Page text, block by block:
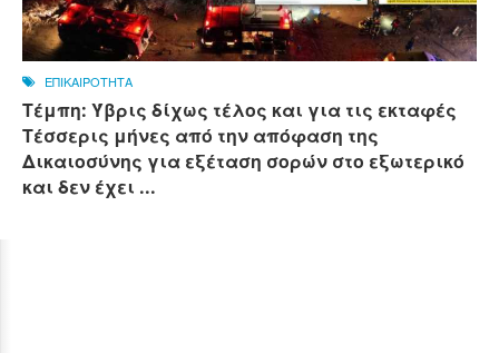
ΕΠΙΚΑΙΡΟΤΗΤΑ
Τέμπη: Ύβρις δίχως τέλος και για τις εκταφές
Τέσσερις μήνες από την απόφαση της
Δικαιοσύνης για εξέταση σορών στο εξωτερικό
και δεν έχει ...